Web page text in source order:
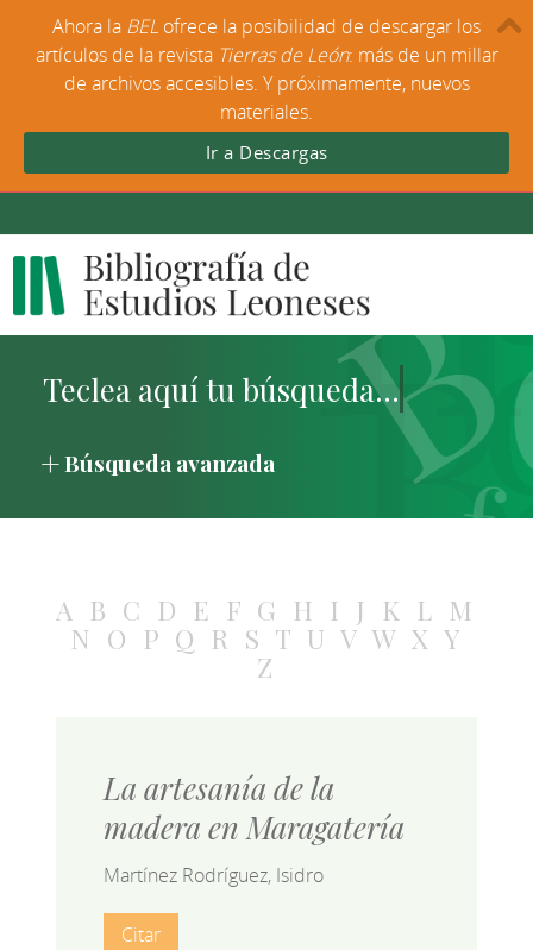
Búsqueda avanzada
A B C D E F G H I J K L M
N O P Q R S T U V W X Y
Z
La artesanía de la
madera en Maragatería
Martínez Rodríguez, Isidro
Citar
Ahora la BEL ofrece la posibilidad de descargar los
artículos de la revista Tierras de León: más de un millar
de archivos accesibles. Y próximamente, nuevos
materiales.
Ir a Descargas